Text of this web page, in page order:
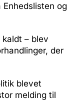
og
– blev
der
blevet
melding til